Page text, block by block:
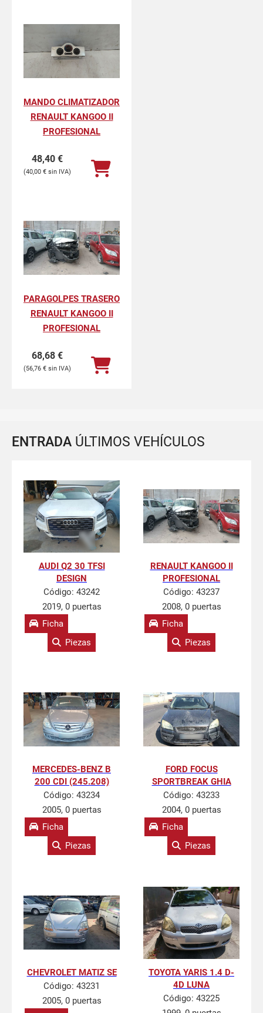
MANDO CLIMATIZADOR
RENAULT KANGOO II
PROFESIONAL
48,40 €
40,00 €
PARAGOLPES TRASERO
RENAULT KANGOO II
PROFESIONAL
68,68 €
56,76 €
ENTRADA ÚLTIMOS VEHÍCULOS
AUDI Q2 30 TFSI
DESIGN
Código: 43242
2019, 0 puertas
Ficha
Piezas
RENAULT KANGOO II
PROFESIONAL
Código: 43237
2008, 0 puertas
Ficha
Piezas
MERCEDES-BENZ B
200 CDI (245.208)
Código: 43234
2005, 0 puertas
Ficha
Piezas
FORD FOCUS
SPORTBREAK GHIA
Código: 43233
2004, 0 puertas
Ficha
Piezas
CHEVROLET MATIZ SE
Código: 43231
2005, 0 puertas
TOYOTA YARIS 1.4 D-
4D LUNA
Código: 43225